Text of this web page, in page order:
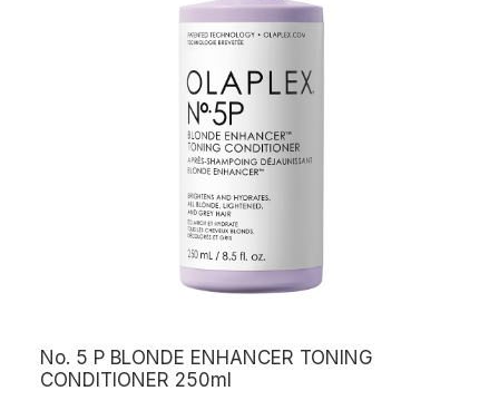
No. 5 P BLONDE ENHANCER TONING
CONDITIONER 250ml